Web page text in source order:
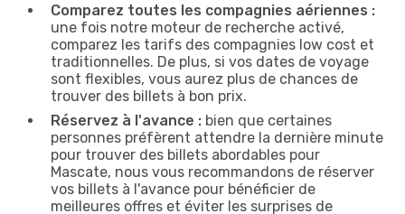
Comparez toutes les compagnies aériennes :
une fois notre moteur de recherche activé,
comparez les tarifs des compagnies low cost et
traditionnelles. De plus, si vos dates de voyage
sont flexibles, vous aurez plus de chances de
trouver des billets à bon prix.
Réservez à l'avance : bien que certaines
personnes préfèrent attendre la dernière minute
pour trouver des billets abordables pour
Mascate, nous vous recommandons de réserver
vos billets à l'avance pour bénéficier de
meilleures offres et éviter les surprises de